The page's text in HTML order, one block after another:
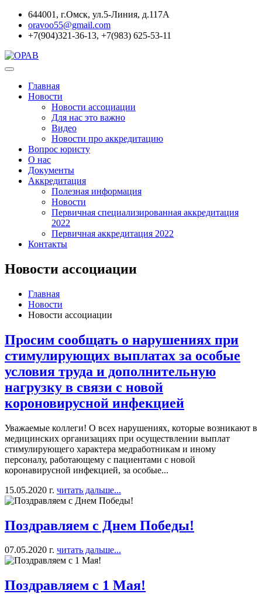
644001, г.Омск, ул.5-Линия, д.117А
oravoo55@gmail.com
+7(904)321-36-13, +7(983) 625-53-11
Главная
Новости
Новости ассоциации
Для нас это важно
Видео
Новости про аккредитацию
Вопрос юристу
О нас
Документы
Аккредитация
Полезная информация
Новости
Первичная специализированная аккредитация
2022
Первичная аккредитация 2022
Контакты
Новости ассоциации
Главная
Новости
Новости ассоциации
Просим сообщать о нарушениях при
стимулирующих выплатах за особые
условия труда и дополнительную
нагрузку в связи с новой
короновирусной инфекцией
Уважаемые коллеги! О всех нарушениях, которые возникают в
медицинских организациях при осуществлении выплат
стимулирующего характера медработникам и иному
персоналу, работающему с пациентами с новой
коронавирусной инфекцией, за особые...
15.05.2020 г. читать дальше...
Поздравляем с Днем Победы!
07.05.2020 г. читать дальше...
Поздравляем с 1 Мая!